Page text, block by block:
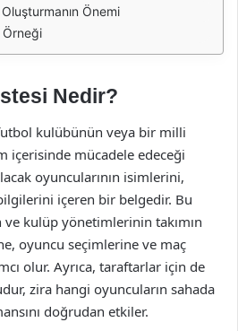
Önemi
Örneği
Nedir?
kulübünün veya bir milli
içerisinde mücadele edeceği
oyuncularının isimlerini,
içeren bir belgedir. Bu
kulüp yönetimlerinin takımın
oyuncu seçimlerine ve maç
olur. Ayrıca, taraftarlar için de
zira hangi oyuncuların sahada
doğrudan etkiler.